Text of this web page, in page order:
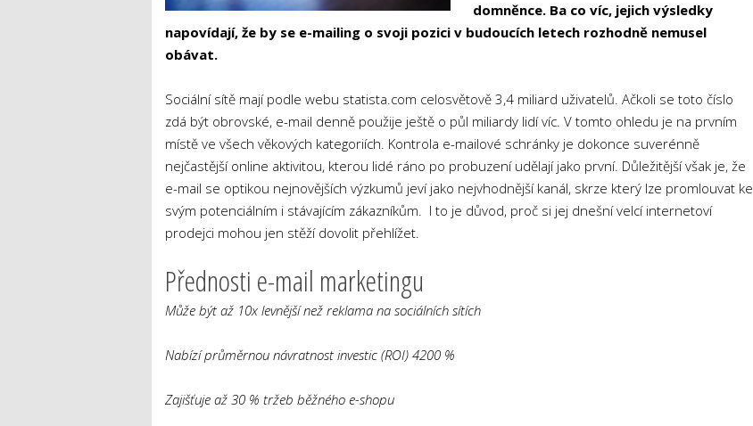
domněnce. Ba co víc, jejich výsledky
napovídají, že by se e-mailing o svoji pozici v budoucích letech rozhodně nemusel
obávat.
Sociální sítě mají podle webu statista.com celosvětově 3,4 miliard uživatelů. Ačkoli se toto číslo
zdá být obrovské, e-mail denně použije ještě o půl miliardy lidí víc. V tomto ohledu je na prvním
místě ve všech věkových kategoriích. Kontrola e-mailové schránky je dokonce suverénně
nejčastější online aktivitou, kterou lidé ráno po probuzení udělají jako první. Důležitější však je, že
e-mail se optikou nejnovějších výzkumů jeví jako nejvhodnější kanál, skrze který lze promlouvat ke
svým potenciálním i stávajícím zákazníkům. I to je důvod, proč si jej dnešní velcí internetoví
prodejci mohou jen stěží dovolit přehlížet.
Přednosti e-mail marketingu
Může být až 10x levnější než reklama na sociálních sítích
Nabízí průměrnou návratnost investic (ROI) 4200 %
Zajišťuje až 30 % tržeb běžného e-shopu